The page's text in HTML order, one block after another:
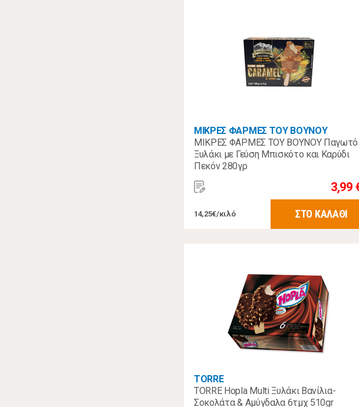
ΜΙΚΡΕΣ ΦΑΡΜΕΣ ΤΟΥ ΒΟΥΝΟΥ
ΜΙΚΡΕΣ ΦΑΡΜΕΣ ΤΟΥ ΒΟΥΝΟΥ Παγωτό
Ξυλάκι με Γεύση Μπισκότο και Καρύδι
Πεκόν 280γρ
3,99
14,25€/κιλό ΣΤΟ ΚΑΛΑΘΙ
TORRE
TORRE Hopla Multi Ξυλάκι Βανίλια-
Σοκολάτα & Αμύγδαλα 6τμχ 510gr